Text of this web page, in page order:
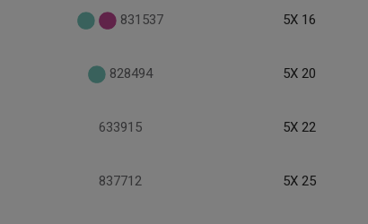
831537 5X 16
828494 5X 20
633915 5X 22
837712 5X 25